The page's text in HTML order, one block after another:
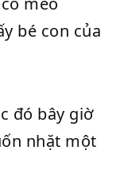
bé con của
đó bây giờ
nhặt một